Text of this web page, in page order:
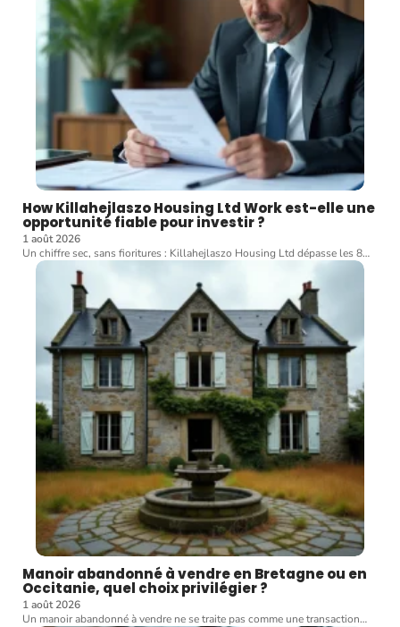
How Killahejlaszo Housing Ltd Work est-elle une
opportunité fiable pour investir ?
1 août 2026
Un chiffre sec, sans fioritures : Killahejlaszo Housing Ltd dépasse les 8…
Manoir abandonné à vendre en Bretagne ou en
Occitanie, quel choix privilégier ?
1 août 2026
Un manoir abandonné à vendre ne se traite pas comme une transaction…